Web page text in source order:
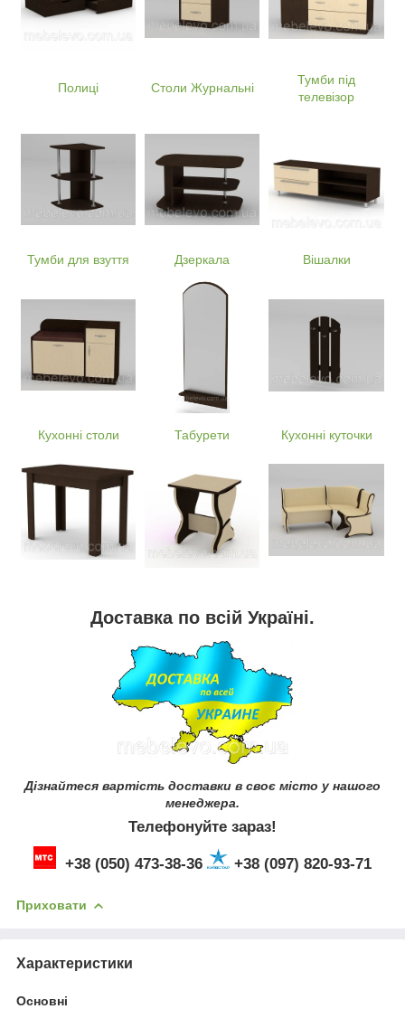
Полиці Столи Журнальні
Тумби під
телевізор
Тумби для взуття Дзеркала Вішалки
Кухонні столи Табурети Кухонні куточки
Доставка по всій Україні.
Дізнайтеся вартість доставки в своє місто у нашого
менеджера.
Телефонуйте зараз!
+38 (050) 473-38-36 +38 (097) 820-93-71
Приховати
Характеристики
Основні